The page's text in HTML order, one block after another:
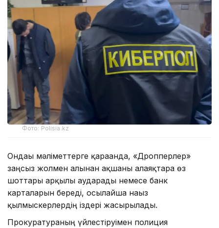
Фото: Polisia.kz
Ондағы мәліметтерге қарағанда, «Дропперлер»
заңсыз жолмен алынған ақшаны алаяқтарға өз
шоттары арқылы аударады немесе банк
карталарын береді, осылайша нағыз
қылмыскерлердің іздері жасырылады.
Прокуратураның үйлестіруімен полиция